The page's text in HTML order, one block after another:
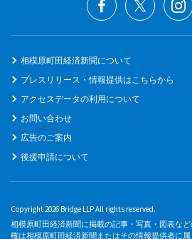
相模原町田経済新聞について
プレスリリース・情報提供はこちらから
アクセスデータの利用について
お問い合わせ
広告のご案内
後援申請について
Copyright 2026 Bridge LLP All rights reserved.
相模原町田経済新聞に掲載の記事・写真・図表な
権は相模原町田経済新聞またはその情報提供者に属